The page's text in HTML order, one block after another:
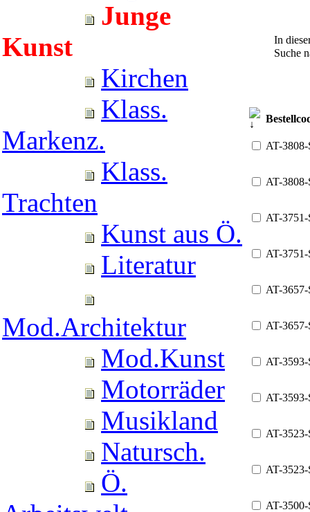
Junge
Kunst
Kirchen
Klass.
Markenz.
Klass.
Trachten
Kunst aus Ö.
Literatur
Mod.Architektur
Mod.Kunst
Motorräder
Musikland
Natursch.
Ö.
In
Suche
AT-
AT-3808-
AT-
AT-3751-
AT-
AT-3657-
AT-
AT-3593-
AT-
AT-3523-
AT-